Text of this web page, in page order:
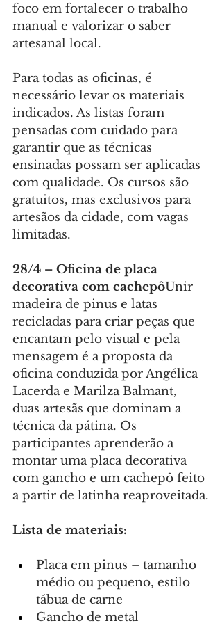
foco em fortalecer o trabalho
manual e valorizar o saber
artesanal local.
Para todas as oficinas, é
necessário levar os materiais
indicados. As listas foram
pensadas com cuidado para
garantir que as técnicas
ensinadas possam ser aplicadas
com qualidade. Os cursos são
gratuitos, mas exclusivos para
artesãos da cidade, com vagas
limitadas.
28/4 – Oficina de placa
decorativa com cachepôUnir
madeira de pinus e latas
recicladas para criar peças que
encantam pelo visual e pela
mensagem é a proposta da
oficina conduzida por Angélica
Lacerda e Marilza Balmant,
duas artesãs que dominam a
técnica da pátina. Os
participantes aprenderão a
montar uma placa decorativa
com gancho e um cachepô feito
a partir de latinha reaproveitada.
Lista de materiais:
Placa em pinus – tamanho
médio ou pequeno, estilo
tábua de carne
Gancho de metal